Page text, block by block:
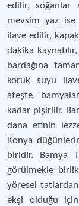
edilir, soğanlar
mevsim yaz ise
ilave edilir,
dakika
bardağına
koruk suyu
ateşte,
kadar pişirilir.
dana etinin
Konya
biridir. Bamya
görülmekle
yöresel
ekşi olduğu